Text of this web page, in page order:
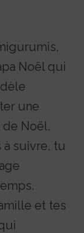
Noël qui
une
Noël.
suivre, tu
et tes